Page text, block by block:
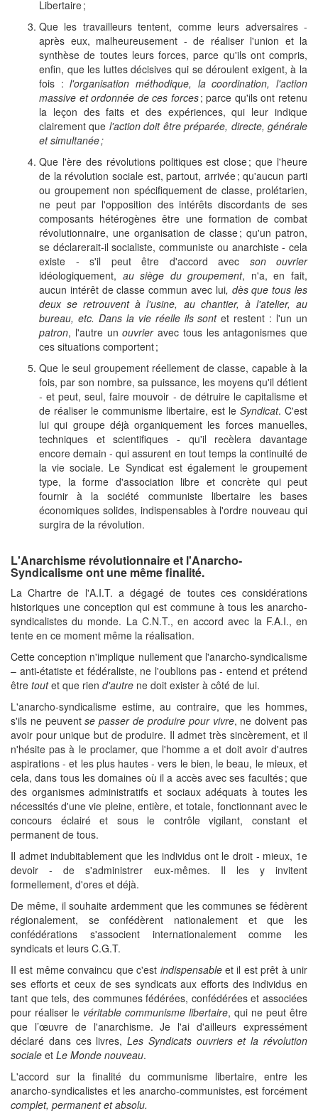
Libertaire ;
Que les travailleurs tentent, comme leurs adversaires -
après eux, malheureusement - de réaliser l'union et la
synthèse de toutes leurs forces, parce qu'ils ont compris,
enfin, que les luttes décisives qui se déroulent exigent, à la
fois :l'organisation méthodique, la coordination, l'action
massive et ordonnée de ces forces; parce qu'ils ont retenu
la leçon des faits et des expériences, qui leur indique
clairement que l'action doit être préparée, directe, générale
et simultanée ;
Que l'ère des révolutions politiques est close ; que l'heure
de la révolution sociale est, partout, arrivée ; qu'aucun parti
ou groupement non spécifiquement de classe, prolétarien,
ne peut par l'opposition des intérêts discordants de ses
composants hétérogènes être une formation de combat
révolutionnaire, une organisation de classe ; qu'un patron,
se déclarerait-il socialiste, communiste ou anarchiste - cela
existe - s'il peut être d'accord avec son ouvrier
idéologiquement, au siège du groupement, n'a, en fait,
aucun intérêt de classe commun avec lui, dès que tous les
deux se retrouvent à l'usine, au chantier, à l'atelier, au
bureau, etc. Dans la vie réelle ils sontet restent : l'un un
patron, l'autre unouvrieravec tous les antagonismes que
ces situations comportent ;
Que le seul groupement réellement de classe, capable à la
fois, par son nombre, sa puissance, les moyens qu'il détient
- et peut, seul, faire mouvoir - de détruire le capitalisme et
de réaliser le communisme libertaire, est le Syndicat. C'est
lui qui groupe déjà organiquement les forces manuelles,
techniques et scientifiques - qu'il recèlera davantage
encore demain - qui assurent en tout temps la continuité de
la vie sociale. Le Syndicat est également le groupement
type, la forme d'association libre et concrète qui peut
fournir à la société communiste libertaire les bases
économiques solides, indispensables à l'ordre nouveau qui
surgira de la révolution.
L'Anarchisme révolutionnaire et l'Anarcho-
Syndicalisme ont une même finalité.
La Chartre de l'A.I.T. a dégagé de toutes ces considérations
historiques une conception qui est commune à tous les anarcho-
syndicalistes du monde. La C.N.T., en accord avec la F.A.I., en
tente en ce moment même la réalisation.
Cette conception n'implique nullement que l'anarcho-syndicalisme
– anti-étatiste et fédéraliste, ne l'oublions pas - entend et prétend
être toutet que rien d'autre ne doit exister à côté de lui.
L'anarcho-syndicalisme estime, au contraire, que les hommes,
s'ils ne peuventse passer de produire pour vivre, ne doivent pas
avoir pour unique but de produire. Il admet très sincèrement, et il
n'hésite pas à le proclamer, que l'homme a et doit avoir d'autres
aspirations - et les plus hautes - vers le bien, le beau, le mieux, et
cela, dans tous les domaines où il a accès avec ses facultés ; que
des organismes administratifs et sociaux adéquats à toutes les
nécessités d'une vie pleine, entière, et totale, fonctionnant avec le
concours éclairé et sous le contrôle vigilant, constant et
permanent de tous.
Il admet indubitablement que les individus ont le droit - mieux, 1e
devoir - de s'administrer eux-mêmes. Il les y invitent
formellement, d'ores et déjà.
De même, il souhaite ardemment que les communes se fédèrent
régionalement, se confédèrent nationalement et que les
confédérations s'associent internationalement comme les
syndicats et leurs C.G.T.
II est même convaincu que c'est indispensableet il est prêt à unir
ses efforts et ceux de ses syndicats aux efforts des individus en
tant que tels, des communes fédérées, confédérées et associées
pour réaliser le véritable communisme libertaire, qui ne peut être
que l’œuvre de l'anarchisme. Je l'ai d'ailleurs expressément
déclaré dans ces livres,Les Syndicats ouvriers et la révolution
sociale et Le Monde nouveau.
L'accord sur la finalité du communisme libertaire, entre les
anarcho-syndicalistes et les anarcho-communistes, est forcément
complet, permanent et absolu.